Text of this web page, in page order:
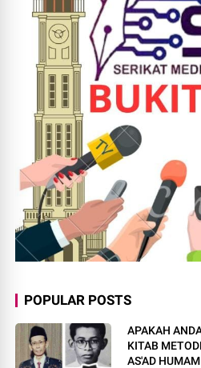
POPULAR POSTS
APAKAH
KITAB
AS'AD HUMAM